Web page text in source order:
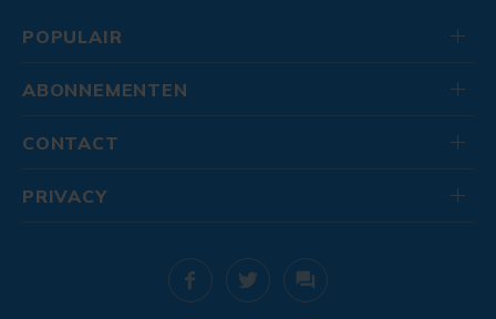
POPULAIR
ABONNEMENTEN
CONTACT
PRIVACY